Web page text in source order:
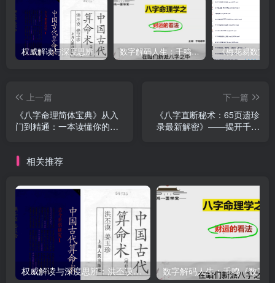
权威解读与深度思辨：洪丕谟亲授《中国古代算命术》视频+PDF，系统掌握命理精髓与文化视角 数字解码人生：千鸣《数字八字》8集速成课 – 用生命数字预测财运、健康、感情，0基础也能3天入门的神奇命理学
上一篇
《八字命理简体宝典》从入
门到精通：一本读懂你的命
下一篇
《八字直断秘术：65页遗珍
录最新解密》——揭开千年
相关推荐
权威解读与深度思辨：洪丕谟亲授《中国古代算命术》视频+PDF，系统掌握命理精髓与文化视角